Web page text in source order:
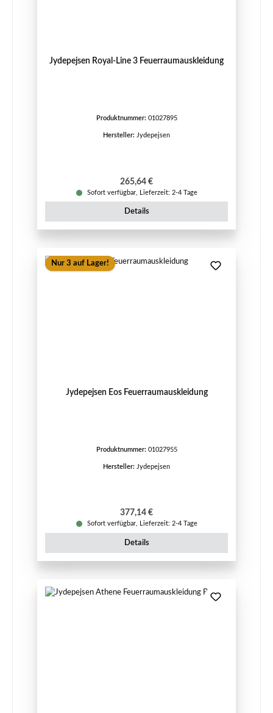
Jydepejsen Royal-Line 3 Feuerraumauskleidung
Produktnummer: 01027895
Hersteller: Jydepejsen
Regulärer Preis:
265,64 €
Sofort verfügbar, Lieferzeit: 2-4 Tage
Details
Nur 3 auf Lager!
Jydepejsen Eos Feuerraumauskleidung
Produktnummer: 01027955
Hersteller: Jydepejsen
Regulärer Preis:
377,14 €
Sofort verfügbar, Lieferzeit: 2-4 Tage
Details